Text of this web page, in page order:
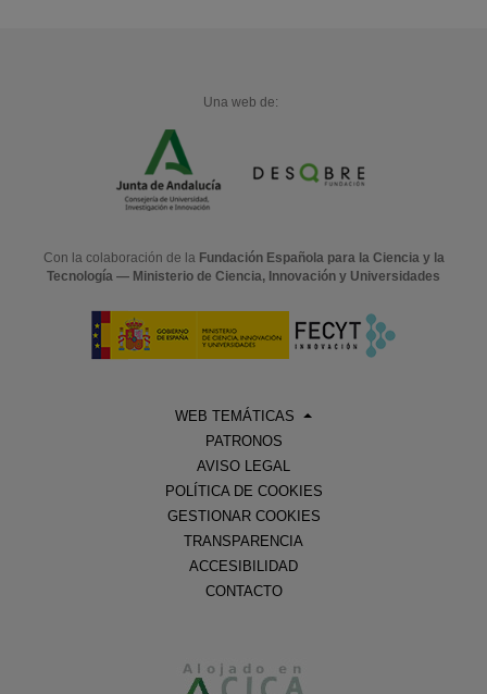
Una web de:
Con la colaboración de la Fundación Española para la Ciencia y la
Tecnología — Ministerio de Ciencia, Innovación y Universidades
WEB TEMÁTICAS
PATRONOS
AVISO LEGAL
POLÍTICA DE COOKIES
GESTIONAR COOKIES
TRANSPARENCIA
ACCESIBILIDAD
CONTACTO